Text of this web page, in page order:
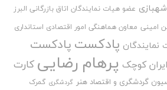
شهبازی عضو هیات نمایندگان اتاق بازرگانی البرز
امینی معاون هماهنگی امور اقتصادی استانداری
نمایندگان پادکست پادکست
کوچک پرهام رضایی کارت
گردشگری و اقتصاد هنر گردشگری گمرک